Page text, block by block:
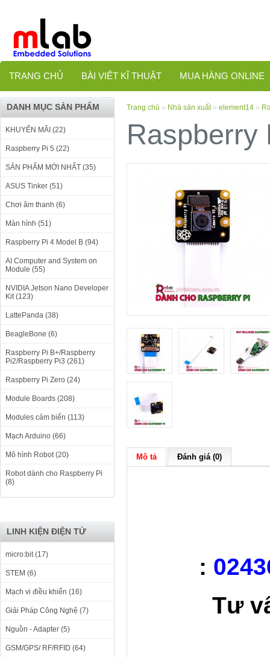
TRANG CHỦ BÀI VIẾT KĨ THUẬT MUA HÀNG ONLINE
DANH MỤC SẢN PHẨM
KHUYẾN MÃI (22)
Raspberry Pi 5 (22)
SẢN PHẨM MỚI NHẤT (35)
ASUS Tinker (51)
Chơi âm thanh (6)
Màn hình (51)
Raspberry Pi 4 Model B (94)
AI Computer and System on
Module (55)
NVIDIA Jetson Nano Developer
Kit (123)
LattePanda (38)
BeagleBone (6)
Raspberry Pi B+/Raspberry
Pi2/Raspberry Pi3 (261)
Raspberry Pi Zero (24)
Module Boards (208)
Modules cảm biến (113)
Mạch Arduino (66)
Mô hình Robot (20)
Robot dành cho Raspberry Pi
(8)
LINH KIỆN ĐIỆN TỬ
micro:bit (17)
STEM (6)
Mạch vi điều khiển (16)
Giải Pháp Công Nghệ (7)
Nguồn - Adapter (5)
GSM/GPS/ RF/RFID (64)
Trang chủ » Nhà sản xuất» element14 »
Raspberry
Mô tả Đánh giá (0)
:
Tư